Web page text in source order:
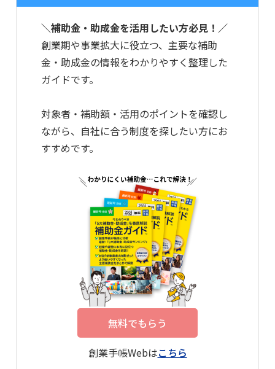
＼補助金・助成金を活用したい方必見！／
創業期や事業拡大に役立つ、主要な補助
金・助成金の情報をわかりやすく整理した
ガイドです。
対象者・補助額・活用のポイントを確認し
ながら、自社に合う制度を探したい方にお
すすめです。
無料でもらう
創業手帳Webはこちら